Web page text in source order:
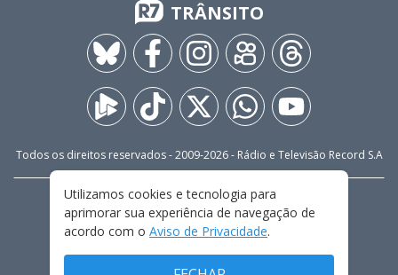
TRÂNSITO
Todos os direitos reservados - 2009-2026- Rádio e Televisão Record S.A
FALE CONOSCO
PRIVACIDADE
TERMOS E CONDIÇÕES DE USO
Utilizamos cookies e tecnologia para
aprimorar sua experiência de navegação de
acordo com o Aviso de Privacidade.